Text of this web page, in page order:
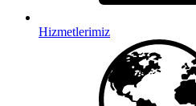
Hizmetlerimiz